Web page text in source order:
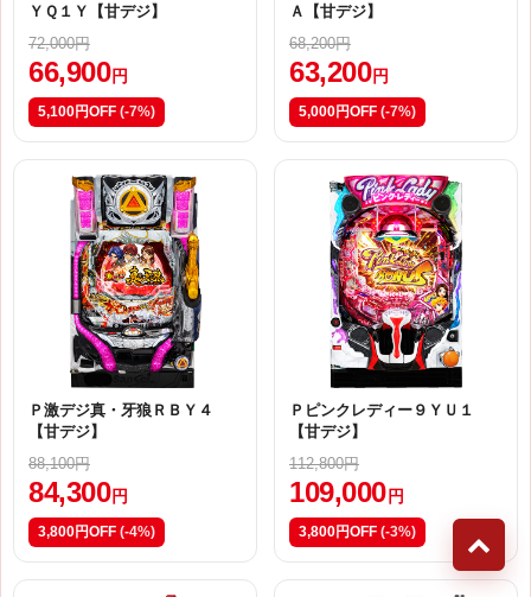
ＹＱ１Ｙ【甘デジ】
72,000円
66,900 円
5,100円OFF (-7%)
Ａ【甘デジ】
68,200円
63,200 円
5,000円OFF (-7%)
Ｐ激デジ真・牙狼ＲＢＹ４
【甘デジ】
88,100円
84,300 円
3,800円OFF (-4%)
Ｐピンクレディー９ＹＵ１
【甘デジ】
112,800円
109,000 円
3,800円OFF (-3%)